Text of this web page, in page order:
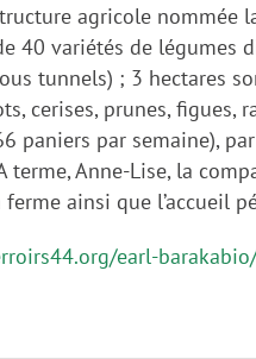
agricole nommée
40 variétés de légumes
tunnels) ; 3 hectares
cerises, prunes,
paniers par semaine),
terme, Anne-Lise, la
ainsi que l’accueil
earl-barakabio/